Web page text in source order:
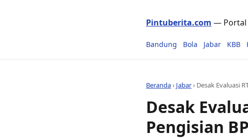
Pintuberita.com — Portal
Bandung Bola Jabar KBB
Beranda› Jabar› Desak Evaluasi
Desak
Pengisian